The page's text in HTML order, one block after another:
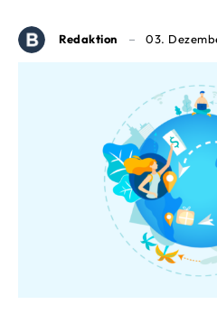
Redaktion 03.